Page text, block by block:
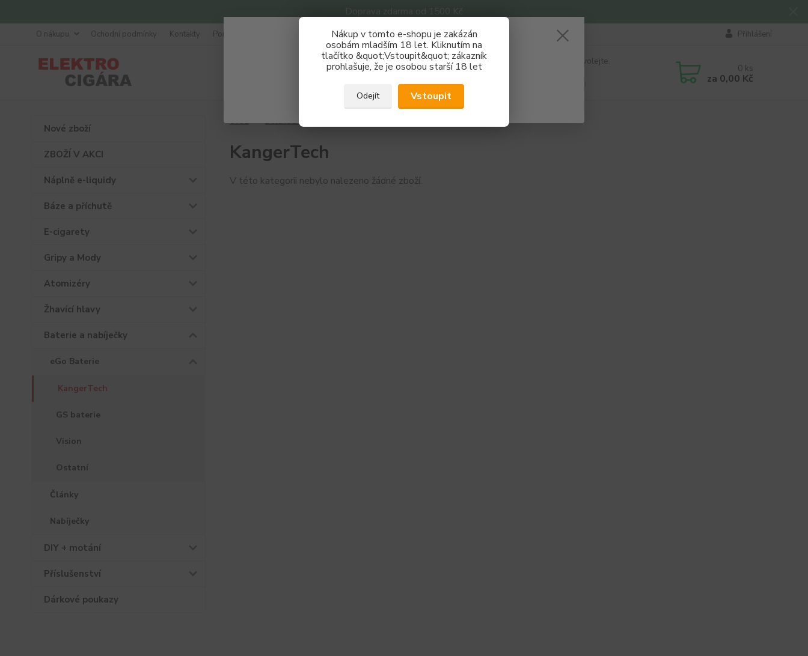
Doprava zdarma od 1500 Kč
Nákup v tomto e-shopu je zakázán
osobám mladším 18 let. Kliknutím na
tlačítko &quot;Vstoupit&quot; zákazník
prohlašuje, že je osobou starší 18 let
Odejít Vstoupit
O nákupu Ochodní podmínky Kontakty Poradna Přihlášení
Hledat
Nevíte si rady? Zavolejte.
0 ks
za 0,00 Kč
Nové zboží
ZBOŽÍ V AKCI
Náplně e-liquidy
Báze a příchutě
E-cigarety
Gripy a Mody
Atomizéry
Žhavící hlavy
Baterie a nabíječky
eGo Baterie
KangerTech
GS baterie
Vision
Ostatní
Články
Nabíječky
DIY + motání
Příslušenství
Dárkové poukazy
Úvod Baterie a nabíječky
KangerTech
V této kategorii nebylo nalezeno žádné zboží.
Získej slevu 3%
Zaregistruj se a nakupuj se slevou právě teď!
REGISTRAČNÍ FORMULÁŘ
Zavřít